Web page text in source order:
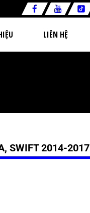
LIÊN HỆ
SWIFT 2014-2017